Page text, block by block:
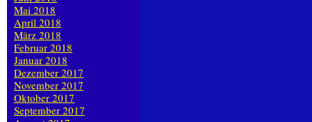
Mai 2018
April 2018
März 2018
Februar 2018
Januar 2018
Dezember 2017
November 2017
Oktober 2017
September 2017